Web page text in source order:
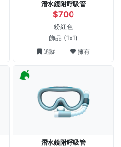
潛水鏡附呼吸管
$700
粉紅色
飾品 (1x1)
追蹤 擁有
潛水鏡附呼吸管